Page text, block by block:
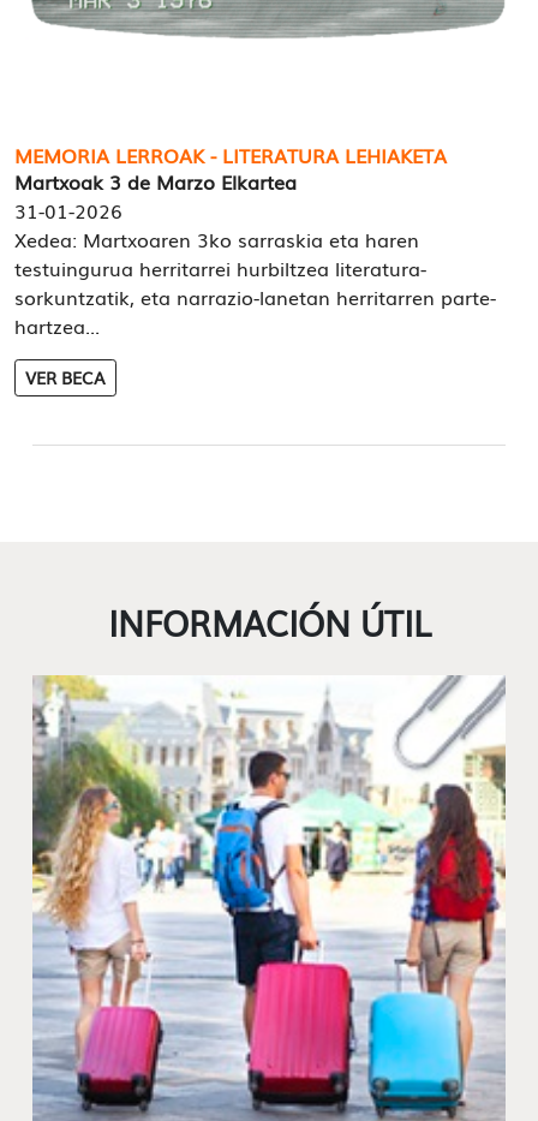
MEMORIA LERROAK - LITERATURA LEHIAKETA
Martxoak 3 de Marzo Elkartea
31-01-2026
Xedea: Martxoaren 3ko sarraskia eta haren
testuingurua herritarrei hurbiltzea literatura-
sorkuntzatik, eta narrazio-lanetan herritarren parte-
hartzea...
VER BECA
INFORMACIÓN ÚTIL